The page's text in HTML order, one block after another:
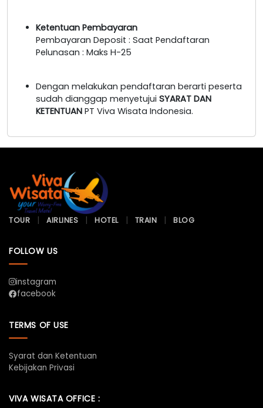
Ketentuan Pembayaran
Pembayaran Deposit : Saat Pendaftaran
Pelunasan : Maks H-25
Dengan melakukan pendaftaran berarti peserta
sudah dianggap menyetujui SYARAT DAN
KETENTUAN PT Viva Wisata Indonesia.
TOUR AIRLINES HOTEL TRAIN BLOG
FOLLOW US
instagram
facebook
TERMS OF USE
Syarat dan Ketentuan
Kebijakan Privasi
VIVA WISATA OFFICE :